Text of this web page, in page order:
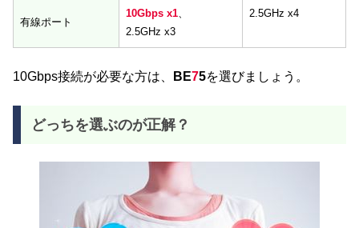
有線ポート
10Gbps x1
2.5GHz x3
2.5GHz x4
10Gbps接続が必要な方は、 BE75を選びましょう。
どっちを選ぶのが正解？